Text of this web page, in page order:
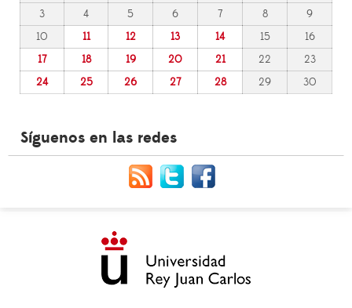
3
4 5 6 7 8
9
10
11 12 13 14 15
16
17
18 19 20 21 22
23
24
25 26 27 28 29 30
Síguenos en las redes